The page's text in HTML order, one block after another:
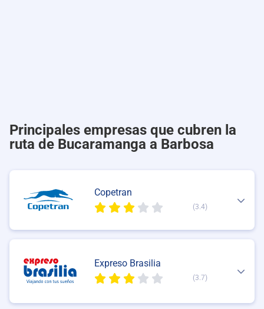
Principales empresas que cubren la
ruta de Bucaramanga a Barbosa
Copetran
(3.4)
Expreso Brasilia
(3.7)